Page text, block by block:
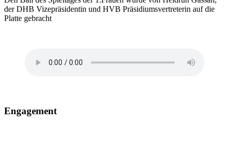
der DHB Vizepräsidentin und HVB Präsidiumsvertreterin auf die
Platte gebracht
Engagement